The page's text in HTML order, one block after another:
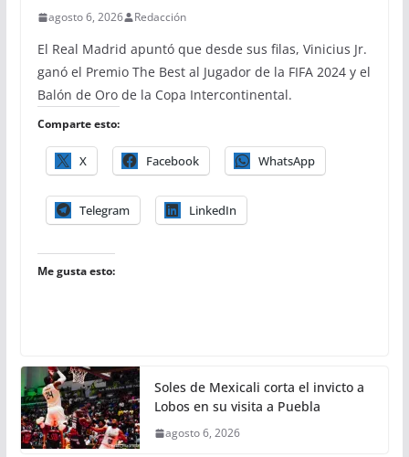
agosto 6, 2026 Redacción
El Real Madrid apuntó que desde sus filas, Vinicius Jr.
ganó el Premio The Best al Jugador de la FIFA 2024 y el
Balón de Oro de la Copa Intercontinental.
Comparte esto:
X Facebook WhatsApp
Telegram LinkedIn
Me gusta esto:
Soles de Mexicali corta el invicto a
Lobos en su visita a Puebla
agosto 6, 2026